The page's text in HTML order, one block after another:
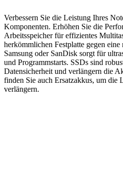
Verbessern Sie die Leistung Ihres
Komponenten. Erhöhen Sie die
Arbeitsspeicher für effizientes
herkömmlichen Festplatte gegen
Samsung oder SanDisk sorgt für
und Programmstarts. SSDs sind
Datensicherheit und verlängern die
finden Sie auch Ersatzakkus, um die
verlängern.